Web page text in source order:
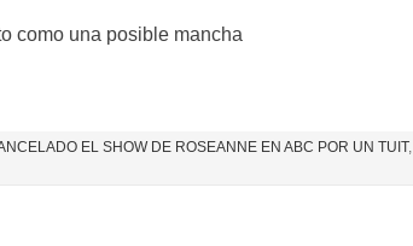
como una posible mancha
EL SHOW DE ROSEANNE EN ABC POR UN TUIT,